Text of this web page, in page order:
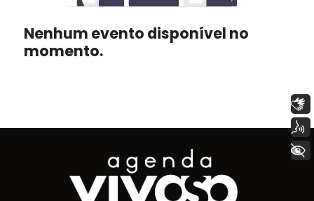
Nenhum evento disponível no
momento.
Voz
+ Acessibilidade